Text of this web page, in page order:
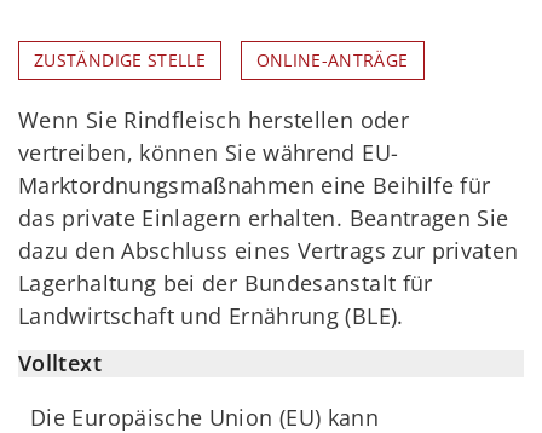
ZUSTÄNDIGE STELLE ONLINE-ANTRÄGE
Wenn Sie Rindfleisch herstellen oder
vertreiben, können Sie während EU-
Marktordnungsmaßnahmen eine Beihilfe für
das private Einlagern erhalten. Beantragen Sie
dazu den Abschluss eines Vertrags zur privaten
Lagerhaltung bei der Bundesanstalt für
Landwirtschaft und Ernährung (BLE).
Volltext
Die Europäische Union (EU) kann